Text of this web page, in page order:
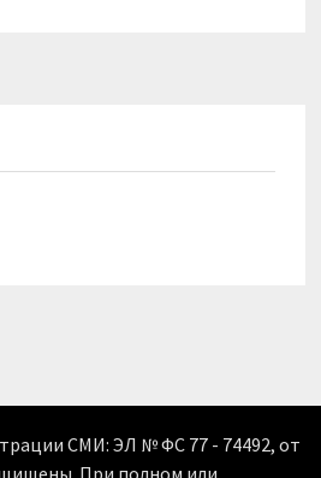
СМИ: ЭЛ № ФС 77 - 74492, от
При полном или